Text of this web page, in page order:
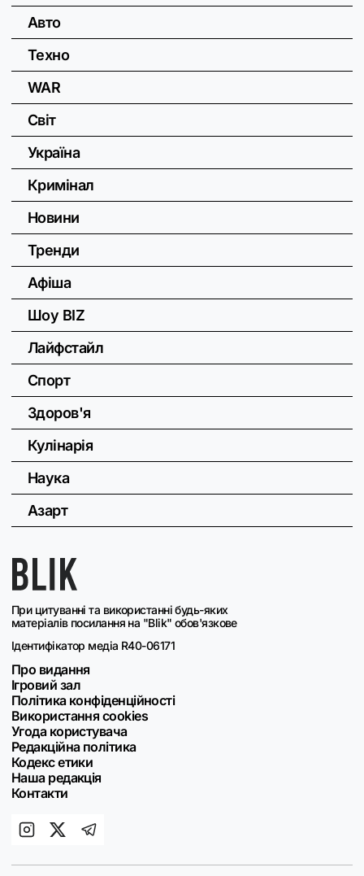
При цитуванні та використанні будь-яких
матеріалів посилання на "Blik" обов'язкове
Ідентифікатор медіа R40-06171
Про видання
Ігровий зал
Політика конфіденційності
Використання cookies
Угода користувача
Редакційна політика
Кодекс етики
Наша редакція
Контакти
Авто
Техно
WAR
Світ
Україна
Кримінал
Новини
Тренди
Афіша
Шоу BIZ
Лайфстайл
Спорт
Здоров'я
Кулінарія
Наука
Азарт